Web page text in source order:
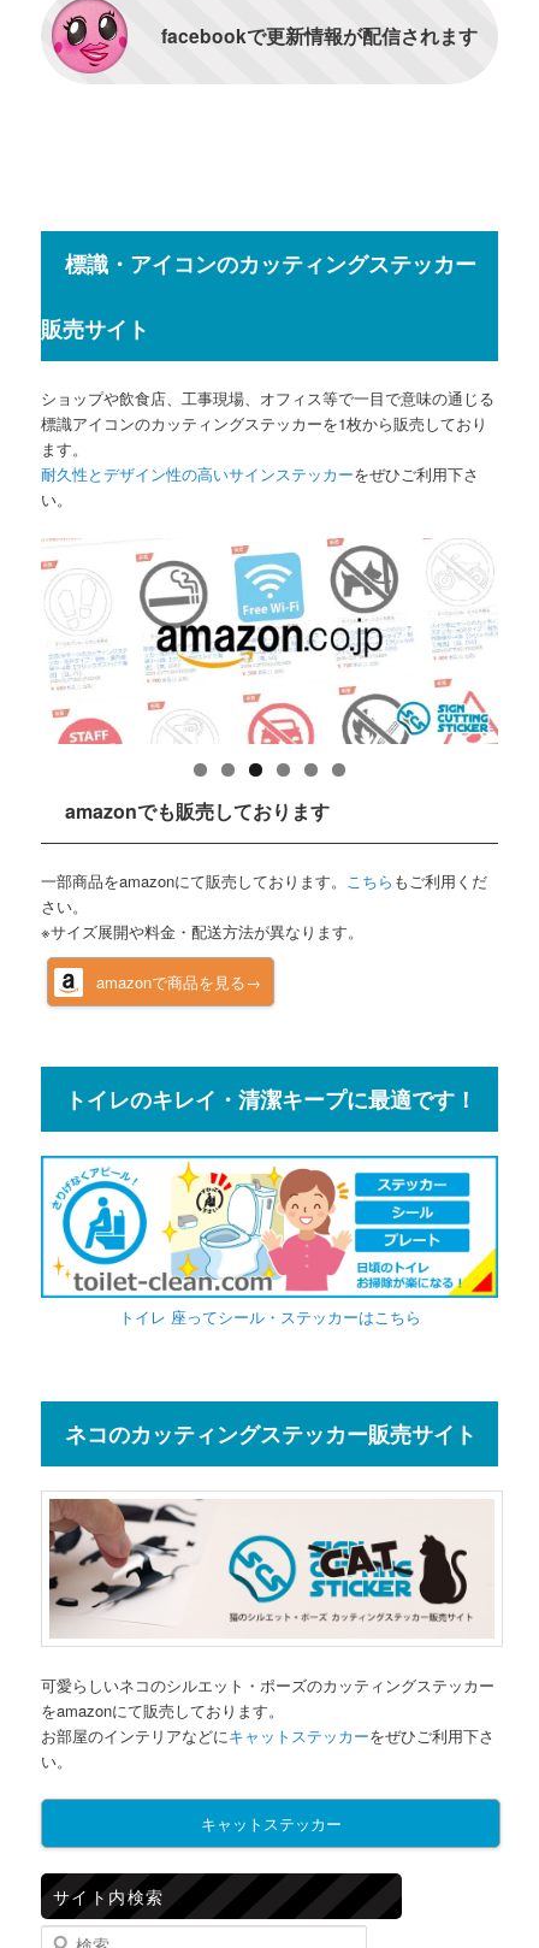
facebookで更新情報が配信されます
標識・アイコンのカッティングステッカー
販売サイト
ショップや飲食店、工事現場、オフィス等で一目で意味の通じる
標識アイコンのカッティングステッカーを1枚から販売しており
ます。
耐久性とデザイン性の高いサインステッカーをぜひご利用下さ
い。
amazonでも販売しております
一部商品をamazonにて販売しております。 こちら もご利用くだ
さい。
※サイズ展開や料金・配送方法が異なります。
amazonで商品を見る→
トイレのキレイ・清潔キープに最適です！
トイレ 座ってシール・ステッカーはこちら
ネコのカッティングステッカー販売サイト
可愛らしいネコのシルエット・ポーズのカッティングステッカー
をamazonにて販売しております。
お部屋のインテリアなどにキャットステッカーをぜひご利用下さ
い。
キャットステッカー
サイト内検索
検索